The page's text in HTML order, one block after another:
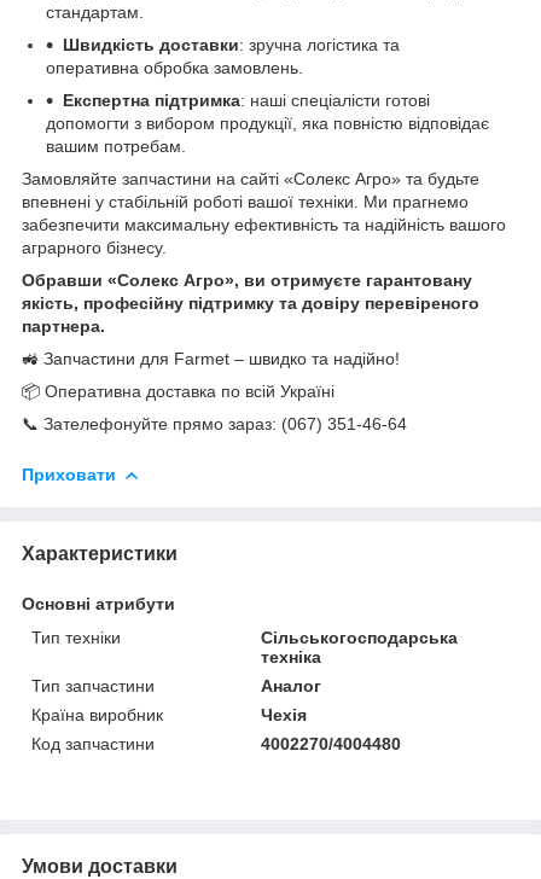
стандартам.
Швидкість доставки: зручна логістика та
оперативна обробка замовлень.
Експертна підтримка: наші спеціалісти готові
допомогти з вибором продукції, яка повністю відповідає
вашим потребам.
Замовляйте запчастини на сайті «Солекс Агро» та будьте
впевнені у стабільній роботі вашої техніки. Ми прагнемо
забезпечити максимальну ефективність та надійність вашого
аграрного бізнесу.
Обравши «Солекс Агро», ви отримуєте гарантовану
якість, професійну підтримку та довіру перевіреного
партнера.
🚜 Запчастини для Farmet – швидко та надійно!
📦 Оперативна доставка по всій Україні
📞 Зателефонуйте прямо зараз: (067) 351-46-64
Приховати
Характеристики
Основні атрибути
Тип техніки
Сільськогосподарська
техніка
Тип запчастини
Аналог
Країна виробник
Чехія
Код запчастини
4002270/4004480
Умови доставки